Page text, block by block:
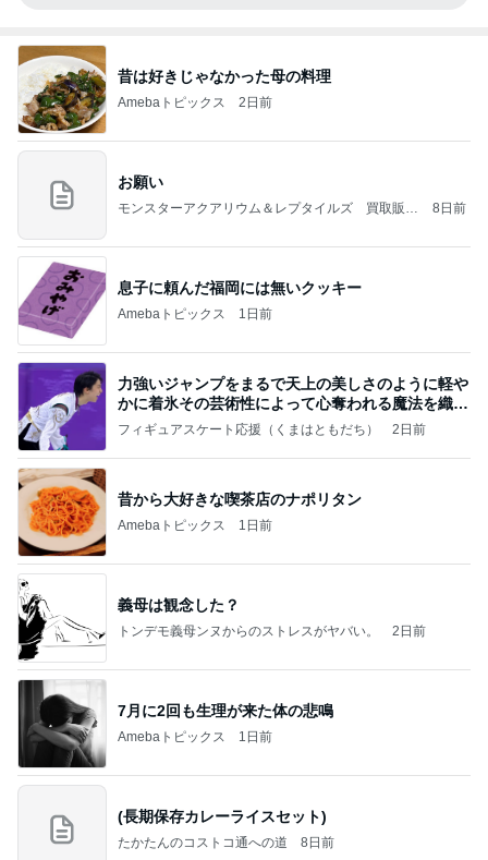
昔は好きじゃなかった母の料理
Amebaトピックス 2日前
お願い
モンスターアクアリウム＆レプタイルズ 買取販売
8日前
息子に頼んだ福岡には無いクッキー
Amebaトピックス 1日前
力強いジャンプをまるで天上の美しさのように軽や
かに着氷その芸術性によって心奪われる魔法を織り
なす
フィギュアスケート応援（くまはともだち） 2日前
昔から大好きな喫茶店のナポリタン
Amebaトピックス 1日前
義母は観念した？
トンデモ義母ンヌからのストレスがヤバい。 2日前
7月に2回も生理が来た体の悲鳴
Amebaトピックス 1日前
(長期保存カレーライスセット)
たかたんのコストコ通への道 8日前